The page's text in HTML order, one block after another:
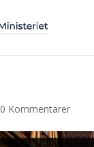
0 Kommentarer